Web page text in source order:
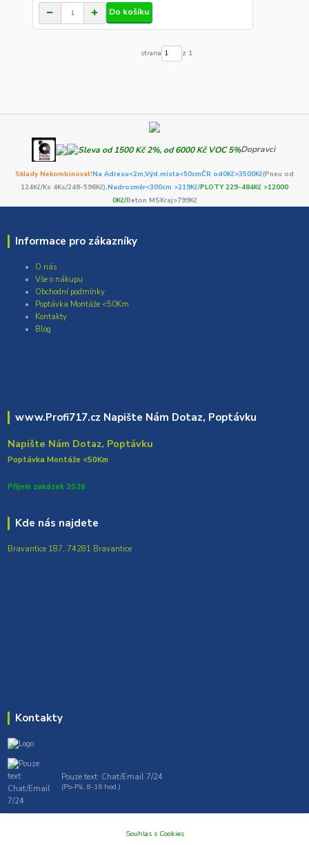
Do košíku
strana z 1
Dopravci
Sklady Nekombinovat!Na Adresu<2m,Výd.místa<50cmČR od0Kč>3500Kč(Pneu od
124Kč/Ks 4Ks/248-596Kč),Nadrozměr<300cm >219Kč/PLOTY 229-484Kč >12000
0Kč/Beton MSKraj>799Kč
Informace pro zákazníky
O nás
Vše o nákupu
Obchodní podmínky
Poptávka Montáže <50Km
Kontakty
Blog
www.Profi717.cz Napište Nám Dotaz, Poptávku
Napište Nám Dotaz, Poptávku
Poptávka Montáže <50Km
Přijem zakázek 2026
Kde nás najdete
Bravantice 187, 74281 Bravantice
Kontakty
Pouze text: Chat/Email 7/24
(Po-Pá, 8-16 hod.)
Souhlas s Cookies